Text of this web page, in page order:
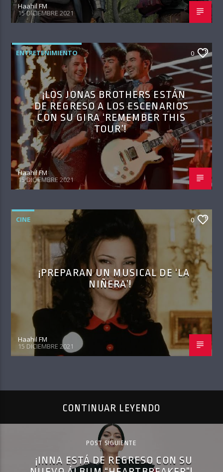
Haahil FM
15 DICIEMBRE 2021
ENTRETENIMIENTO 0
¡LOS JONAS BROTHERS ESTÁN
DE REGRESO A LOS ESCENARIOS
CON SU GIRA ‘REMEMBER THIS
TOUR’!
Haahil FM
15 DICIEMBRE 2021
CINE 0
¡PREPARAN UN MUSICAL DE ‘LA
NIÑERA’!
Haahil FM
15 DICIEMBRE 2021
CONTINUAR LEYENDO
POST SIGUIENTE
¡INNA ESTÁ DE REGRESO CON SU